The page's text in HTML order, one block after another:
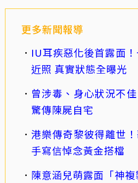
更多新聞報導
IU耳疾惡化後首露面
近照 真實狀態全曝光
曾涉毒、身心狀況不
驚傳陳屍自宅
港樂傳奇黎彼得離世
手寫信悼念黃金搭檔
陳意涵兒萌露面「神